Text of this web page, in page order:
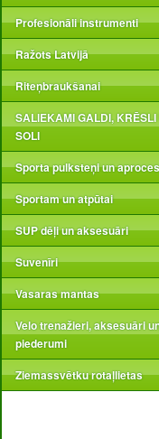
Profesionāli instrumenti
Ražots Latvijā
Riteņbraukšanai
SALIEKAMI GALDI, KRĒSLI
SOLI
Sporta pulksteņi un aproces
Sportam un atpūtai
SUP dēļi un aksesuāri
Suvenīri
Vasaras mantas
Velo trenažieri, aksesuāri
piederumi
Ziemassvētku rotaļlietas